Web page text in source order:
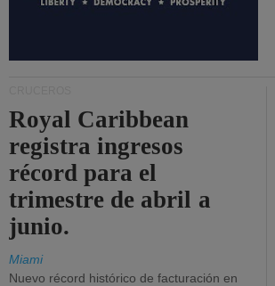
Royal Caribbean
registra ingresos
récord para el
trimestre de abril a
junio.
Miami
Nuevo récord histórico de facturación en